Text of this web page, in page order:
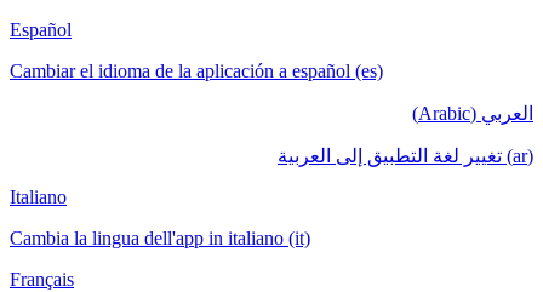
Español
Cambiar el idioma de la aplicación a español (es)
العربي (Arabic)
(ar) تغيير لغة التطبيق إلى العربية
Italiano
Cambia la lingua dell'app in italiano (it)
Français